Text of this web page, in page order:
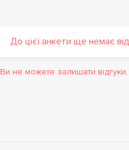
До цієї анкети ще немає
Ви не можете залишати